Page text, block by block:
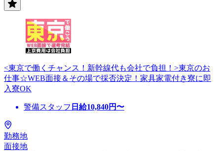
<東京で働くチャンス！新幹線代も会社で負担！>東京のお
仕事☆WEB面接＆その場で採否決定！家具家電付き寮に即
入寮OK
警備スタッフ 日給10,840円〜
勤務地
面接地